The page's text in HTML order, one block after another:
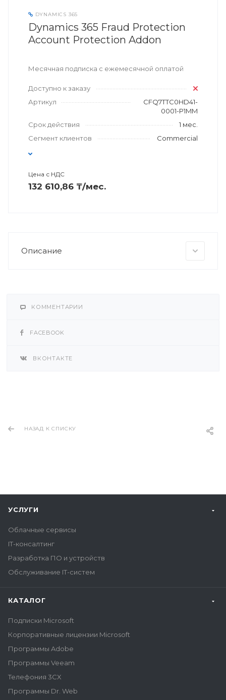
DYNAMICS 365
Dynamics 365 Fraud Protection
Account Protection Addon
Месячная подписка с ежемесячной оплатой
Доступно к заказу
Артикул
CFQ7TTC0HD41-
0001-P1MM
Срок действия
1 мес.
Сегмент клиентов
Commercial
Цена с НДС
132 610,86 ₸/мес.
Описание
КОММЕНТАРИИ
FACEBOOK
ВКОНТАКТЕ
НАЗАД К СПИСКУ
УСЛУГИ
Облачные сервисы
IT-консалтинг
Разработка ПО и устройств
Обслуживание IT-систем
КАТАЛОГ
Подписки Microsoft
Корпоративные лицензии Microsoft
Программы Adobe
Программы Veeam
Телефония 3CX
Программы Dr. Web